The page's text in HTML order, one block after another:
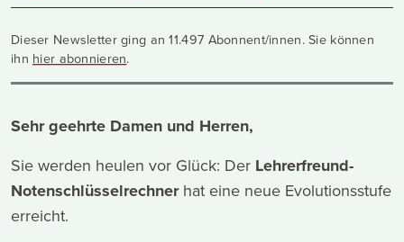
Dieser Newsletter ging an 11.497 Abonnent/innen. Sie können
ihn hier abonnieren.
Sehr geehrte Damen und Herren,
Sie werden heulen vor Glück: Der Lehrerfreund-
Notenschlüsselrechnerhat eine neue Evolutionsstufe
erreicht.